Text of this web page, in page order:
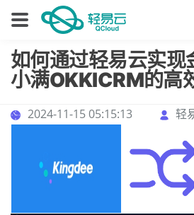
如何通过轻易云实现
小满OKKICRM的高
2024-11-15 05:15:13 轻